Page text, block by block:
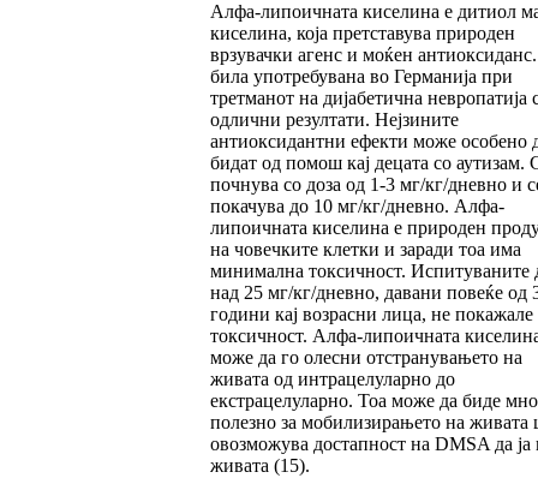
Алфа-липоичната киселина е дитиол
киселина, која претставува природен
врзувачки агенс и моќен
била употребувана во Германија при
третманот на дијабетична невропатија
одлични резултати. Нејзините
антиоксидантни ефекти може особено
бидат од помош кај децата со аутизам.
почнува со доза од 1-3 мг/кг/дневно и
покачува до 10 мг/кг/дневно. Алфа-
липоичната киселина е природен
на човечките клетки и заради тоа има
минимална токсичност. Испитуваните
над 25 мг/кг/дневно, давани повеќе од
години кај возрасни лица, не покажале
токсичност. Алфа-липоичната
може да го олесни отстранувањето на
живата од интрацелуларно до
екстрацелуларно. Тоа може да биде
полезно за мобилизирањето на живата
овозможува достапност на DMSA да ја
живата (15).